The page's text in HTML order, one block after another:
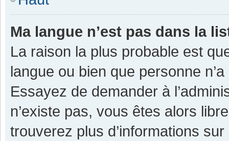
Ma langue n’est pas dans la
La raison la plus probable est
langue ou bien que personne
Essayez de demander à
n’existe pas, vous êtes alors
trouverez plus d’informations